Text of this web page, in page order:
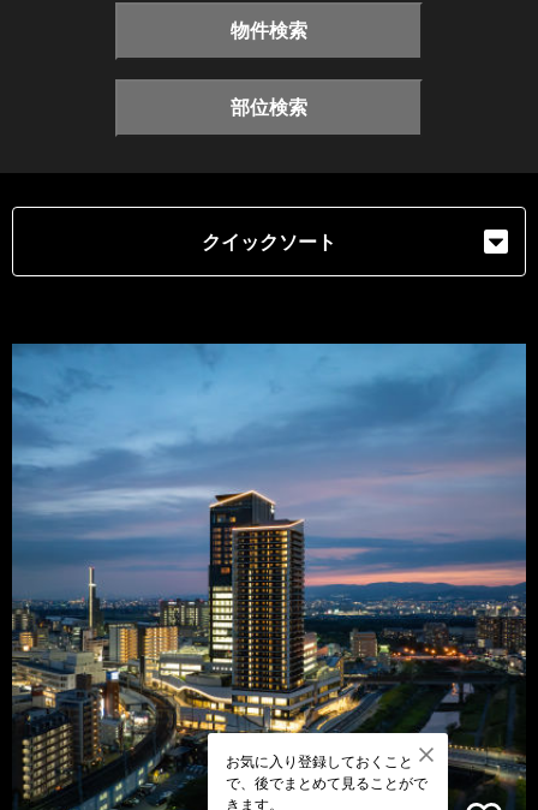
物件検索
部位検索
クイックソート
お気に入り登録しておくこと
で、後でまとめて見ることがで
きます。